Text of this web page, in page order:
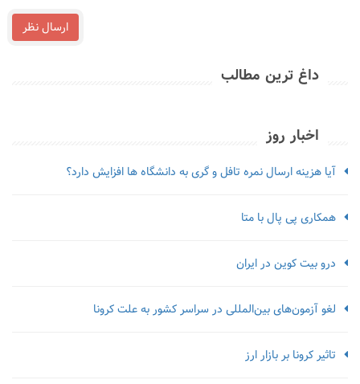
ارسال نظر
داغ ترین مطالب
اخبار روز
آیا هزینه ارسال نمره تافل و گری به دانشگاه ها افزایش دارد؟
همکاری پی پال با متا
درو بیت کوین در ایران
لغو آزمون‌‌های بین‌المللی در سراسر کشور به علت کرونا
تاثیر کرونا بر بازار ارز